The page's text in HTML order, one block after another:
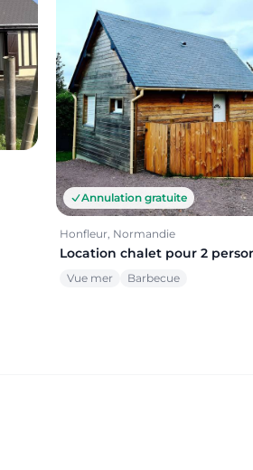
Annulation gratuite
Honfleur, Normandie
Location chalet pour 2
Vue mer Barbecue